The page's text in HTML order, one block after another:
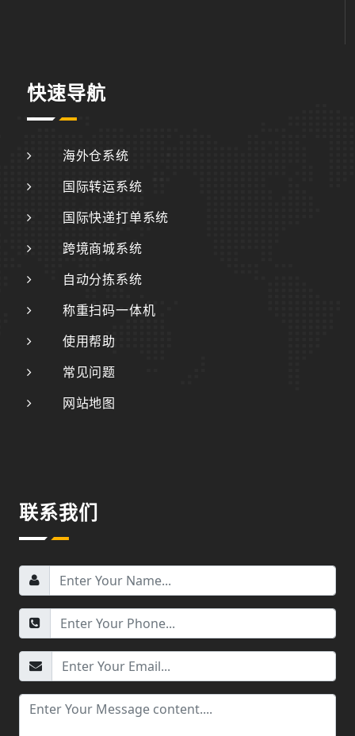
快速导航
海外仓系统
国际转运系统
国际快递打单系统
跨境商城系统
自动分拣系统
称重扫码一体机
使用帮助
常见问题
网站地图
联系我们